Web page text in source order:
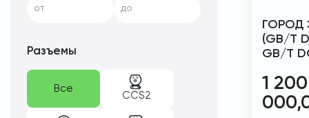
от до
Разъемы
Все
CCS2
ГОРОД
(GB/T
GB/T
1 200